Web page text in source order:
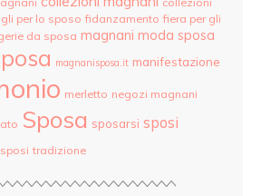
per lo sposo fidanzamento fiera per gli
da sposa magnani moda sposa
magnanisposa.it manifestazione
merletto negozi magnani
Sposa sposarsi sposi
tradizione